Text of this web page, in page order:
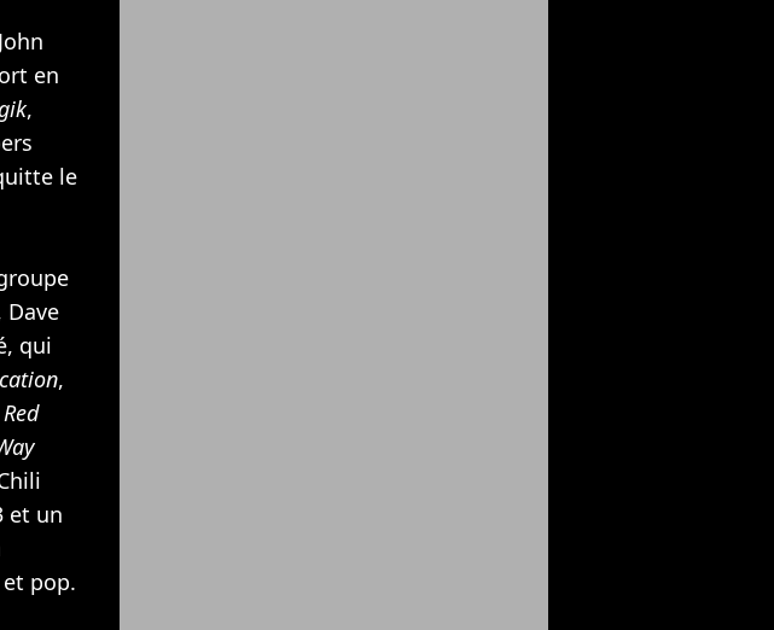
en
,
le
Dave
qui
,
Red
et un
pop.